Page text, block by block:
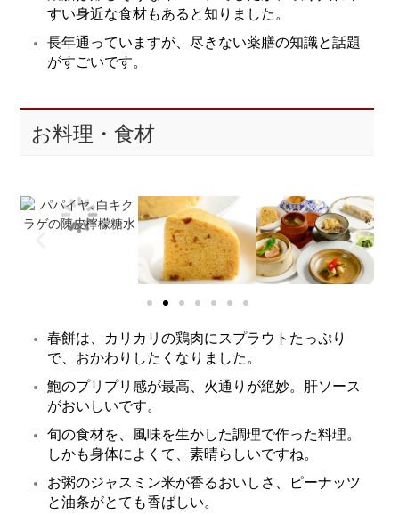
すい身近な食材もあると知りました。
長年通っていますが、尽きない薬膳の知識と話題
がすごいです。
お料理・食材
春餅は、カリカリの鶏肉にスプラウトたっぷり
で、おかわりしたくなりました。
鮑のプリプリ感が最高、火通りが絶妙。肝ソース
がおいしいです。
旬の食材を、風味を生かした調理で作った料理。
しかも身体によくて、素晴らしいですね。
お粥のジャスミン米が香るおいしさ、ピーナッツ
と油条がとても香ばしい。